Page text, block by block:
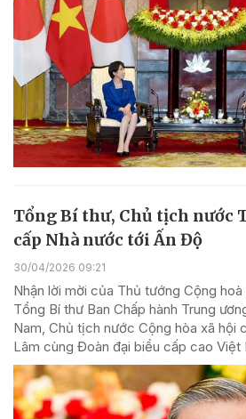
Tổng Bí thư, Chủ tịch nước
cấp Nhà nước tới Ấn Độ
30/04/2026 09:21
Nhận lời mời của Thủ tướng Cộng
Tổng Bí thư Ban Chấp hành Trung
Nam, Chủ tịch nước Cộng hòa xã hội
Lâm cùng Đoàn đại biểu cấp cao Việt